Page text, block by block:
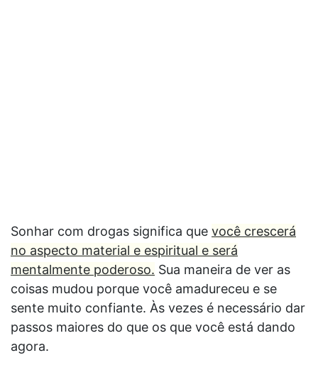
Sonhar com drogas significa que você crescerá
no aspecto material e espiritual e será
mentalmente poderoso. Sua maneira de ver as
coisas mudou porque você amadureceu e se
sente muito confiante. Às vezes é necessário dar
passos maiores do que os que você está dando
agora.